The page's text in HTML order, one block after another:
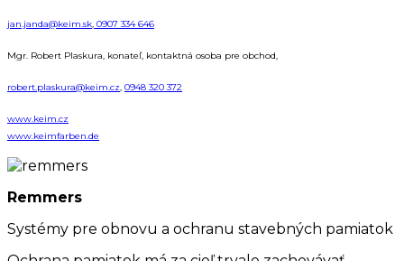
jan.janda@keim.sk, 0907 334 646
Mgr. Robert Plaskura, konateľ, kontaktná osoba pre obchod,
robert.plaskura@keim.cz, 0948 320 372
www.keim.cz
www.keimfarben.de
Remmers
Systémy pre obnovu a ochranu stavebných pamiatok